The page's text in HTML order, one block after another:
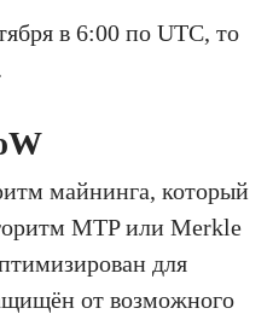
в 6:00 по UTC, то
майнинга, который
MTP или Merkle
для
от возможного